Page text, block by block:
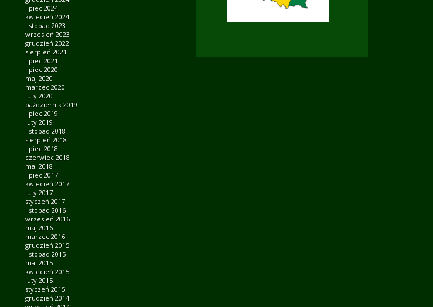
lipiec 2024
kwiecień 2024
listopad 2023
wrzesień 2023
grudzień 2022
sierpień 2021
lipiec 2021
lipiec 2020
maj 2020
marzec 2020
luty 2020
październik 2019
lipiec 2019
luty 2019
listopad 2018
sierpień 2018
lipiec 2018
czerwiec 2018
maj 2018
lipiec 2017
kwiecień 2017
luty 2017
styczeń 2017
listopad 2016
wrzesień 2016
maj 2016
marzec 2016
grudzień 2015
listopad 2015
maj 2015
kwiecień 2015
luty 2015
styczeń 2015
grudzień 2014